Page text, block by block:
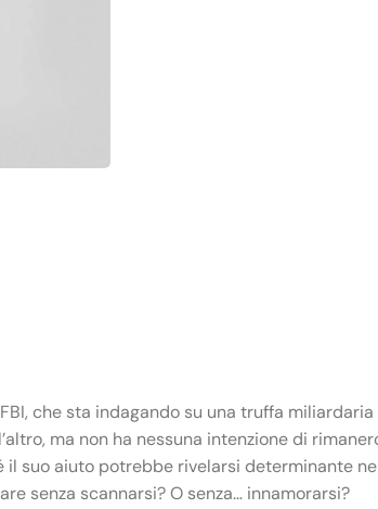
che sta indagando su una truffa
ma non ha nessuna intenzione di
suo aiuto potrebbe rivelarsi determinante
senza scannarsi? O senza… innamorarsi?